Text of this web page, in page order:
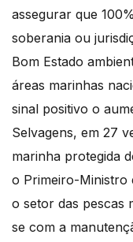
assegurar que
soberania ou
Bom Estado
áreas marinhas
sinal positivo o
Selvagens, em 27
marinha protegida
o Primeiro-Ministro
o setor das pescas
se com a